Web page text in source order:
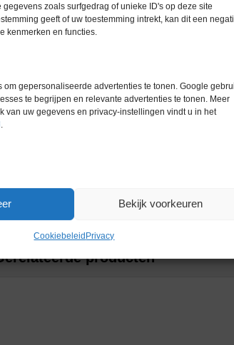
zoals surfgedrag of unieke ID's op deze site
geeft of uw toestemming intrekt, kan dit een
kenmerken en functies.
om gepersonaliseerde advertenties te tonen. Google
te begrijpen en relevante advertenties te tonen. Meer
van uw gegevens en privacy-instellingen vindt u in het
.
Bekijk voorkeuren
CookiebeleidPrivacy
Extra informatie
Merk Mistral
Gebruikt
producten